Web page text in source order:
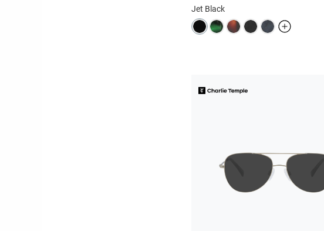
Jet Black